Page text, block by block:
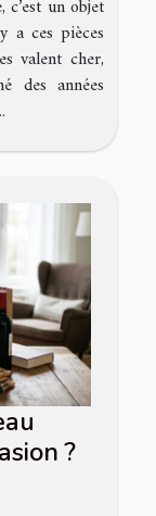
c’est un objet
a ces pièces
valent cher,
des années
?